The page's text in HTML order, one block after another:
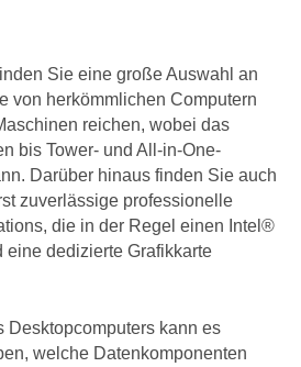
Sie eine große Auswahl an
von herkömmlichen Computern
reichen, wobei das
bis Tower- und All-in-One-
Darüber hinaus finden Sie auch
zuverlässige professionelle
die in der Regel einen Intel®
dedizierte Grafikkarte
Desktopcomputers kann es
welche Datenkomponenten